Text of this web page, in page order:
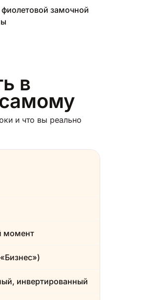
замочной
в
самому
и что вы реально
момент
инвертированный